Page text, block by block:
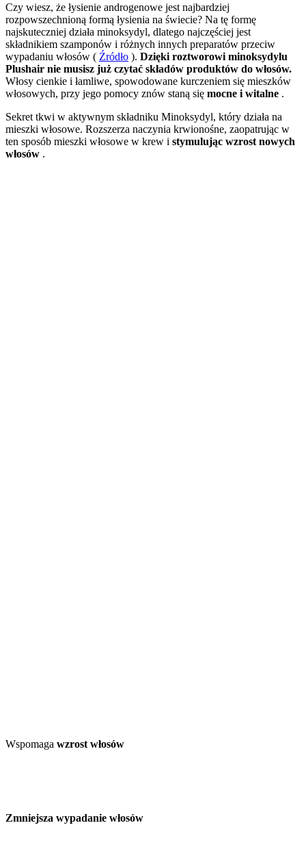
Czy wiesz, że łysienie androgenowe jest najbardziej
rozpowszechnioną formą łysienia na świecie? Na tę formę
najskuteczniej działa minoksydyl, dlatego najczęściej jest
składnikiem szamponów i różnych innych preparatów przeciw
wypadaniu włosów ( Źródło ). Dzięki roztworowi minoksydylu
Plushair nie musisz już czytać składów produktów do włosów.
Włosy cienkie i łamliwe, spowodowane kurczeniem się mieszków
włosowych, przy jego pomocy znów staną się mocne i witalne .
Sekret tkwi w aktywnym składniku Minoksydyl, który działa na
mieszki włosowe. Rozszerza naczynia krwionośne, zaopatrując w
ten sposób mieszki włosowe w krew i stymulując wzrost nowych
włosów .
Wspomaga wzrost włosów
Zmniejsza wypadanie włosów